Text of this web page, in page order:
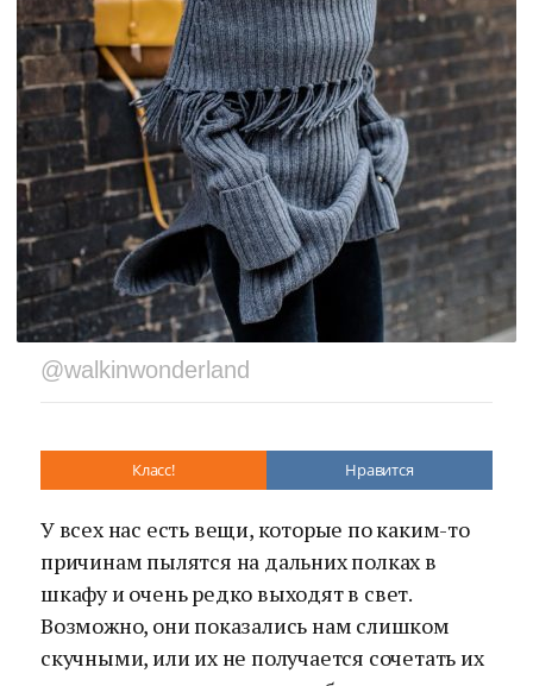
@walkinwonderland
Класс! Нравится
У всех нас есть вещи, которые по каким-то
причинам пылятся на дальних полках в
шкафу и очень редко выходят в свет.
Возможно, они показались нам слишком
скучными, или их не получается сочетать их